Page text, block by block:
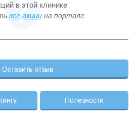
на витамин B3
кислоту)
на витамин K
2 600 ₽
в этой клинике
все акциина портале
Оставить отзыв
Полезности